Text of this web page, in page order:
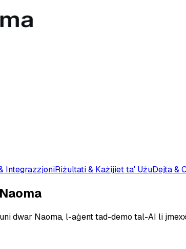
IntegrazzjoniRiżultati & Każijiet ta' UżuDejta &
dwar Naoma, l-aġent tad-demo tal-AI li